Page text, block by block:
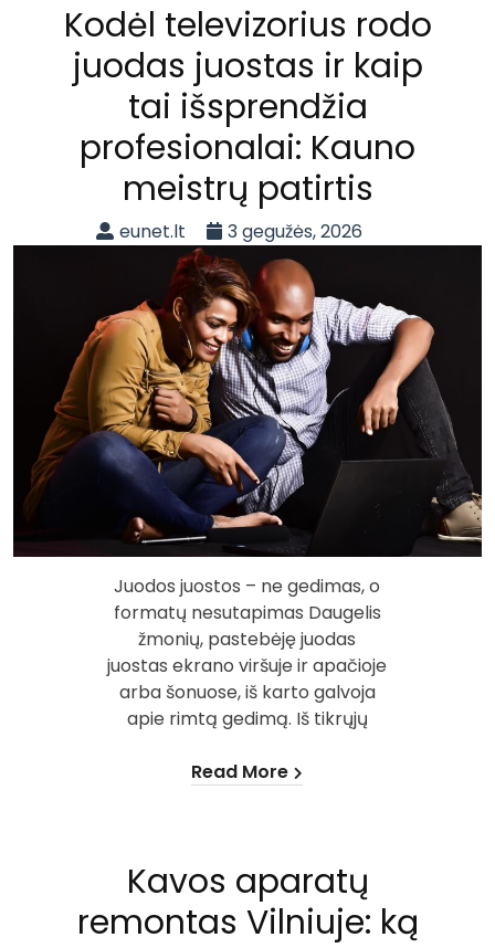
Kodėl televizorius rodo
juodas juostas ir kaip
tai išsprendžia
profesionalai: Kauno
meistrų patirtis
eunet.lt 3 gegužės, 2026
Juodos juostos – ne gedimas, o
formatų nesutapimas Daugelis
žmonių, pastebėję juodas
juostas ekrano viršuje ir apačioje
arba šonuose, iš karto galvoja
apie rimtą gedimą. Iš tikrųjų
Read More
Kavos aparatų
remontas Vilniuje: ką